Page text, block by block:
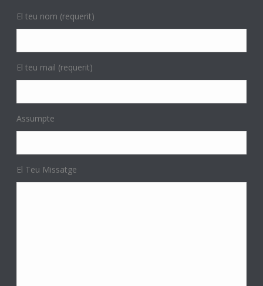
El teu nom (requerit)
El teu mail (requerit)
Assumpte
El Teu Missatge